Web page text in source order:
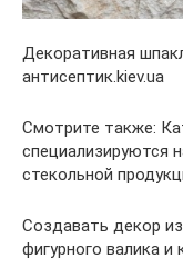
Декоративная
антисептик.kiev.ua
Смотрите также:
специализируются
стекольной
Создавать декор
фигурного валика и